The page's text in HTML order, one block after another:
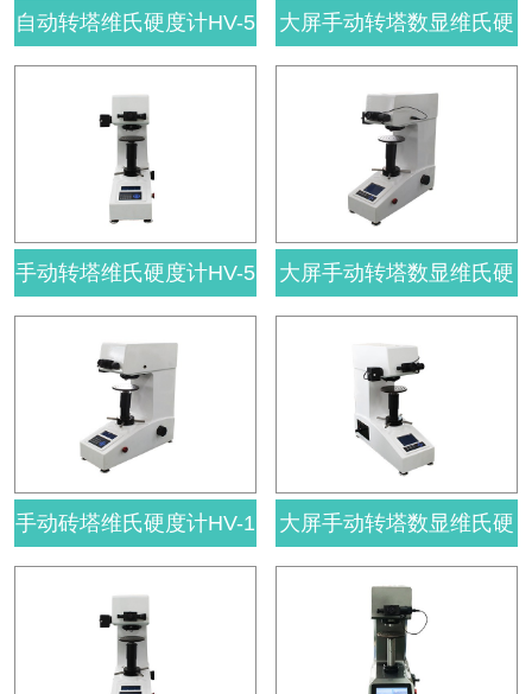
自动转塔维氏硬度计HV-5
A
手动转塔维氏硬度计HV-5
手动砖塔维氏硬度计HV-1
0
大屏手动转塔数显维氏硬
度计HVS-30
大屏手动转塔数显维氏硬
度计HVS-10
大屏手动转塔数显维氏硬
度计HVS-5